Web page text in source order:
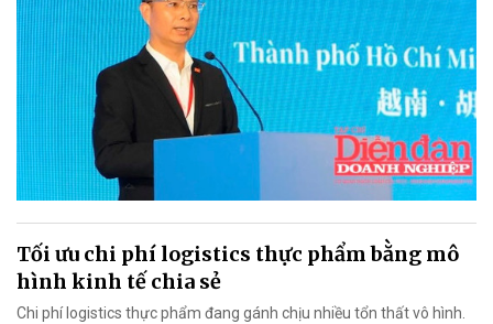
Tối ưu chi phí logistics thực phẩm bằng mô
hình kinh tế chia sẻ
Chi phí logistics thực phẩm đang gánh chịu nhiều tổn thất vô hình.